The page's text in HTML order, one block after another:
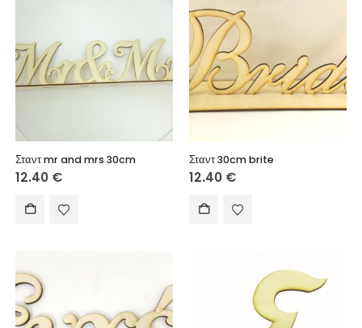
Σταντ mr and mrs 30cm
12.40 €
Σταντ 30cm brite
12.40 €